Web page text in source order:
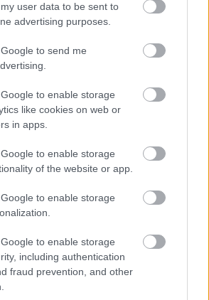
user data to be sent to
advertising purposes.
to send me
to enable storage
like cookies on web or
in apps.
to enable storage
of the website or app.
to enable storage
to enable storage
including authentication
fraud prevention, and other
kostnadseffektiva balansen
att använda dataanalys
kan företag fatta
om när och hur de ska
Detta är
för mjukvaruindustrin där
sker i snabb takt.
process genom att
information om
och kostnader. Detta
strategisk och proaktiv
resurser.